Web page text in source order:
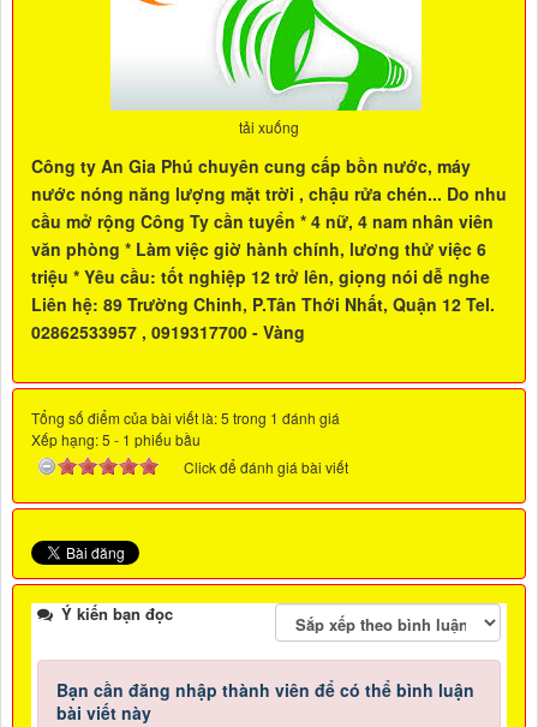
tải xuống
Công ty An Gia Phú chuyên cung cấp bồn nước, máy
nước nóng năng lượng mặt trời , chậu rửa chén... Do nhu
cầu mở rộng Công Ty cần tuyển * 4 nữ, 4 nam nhân viên
văn phòng * Làm việc giờ hành chính, lương thử việc 6
triệu * Yêu cầu: tốt nghiệp 12 trở lên, giọng nói dễ nghe
Liên hệ: 89 Trường Chinh, P.Tân Thới Nhất, Quận 12 Tel.
02862533957 , 0919317700 - Vàng
Tổng số điểm của bài viết là: 5 trong 1 đánh giá
Xếp hạng:5 - 1 phiếu bầu
Click để đánh giá bài viết
Ý kiến bạn đọc
Bạn cần đăng nhập thành viên để có thể bình luận
bài viết này